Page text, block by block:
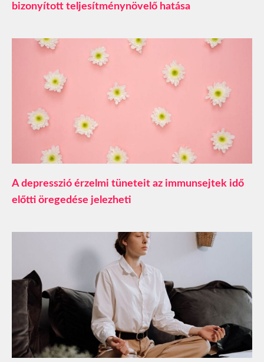
bizonyított teljesítménynövelő hatása
A depresszió érzelmi tüneteit az immunsejtek idő
előtti öregedése jelezheti